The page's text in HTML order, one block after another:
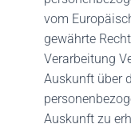
vom
gewährte
Verarbeitung
Auskunft über
Auskunft zu